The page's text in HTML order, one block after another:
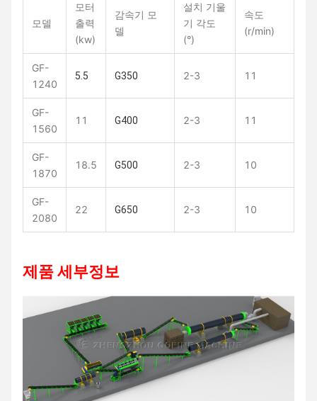
모델
모터
출력
(kw)
감속기 모
델
설치 기울
기 각도
(°)
속도
(r/min)
GF-
1240
5.5 G350 2-3 11
GF-
1560
11 G400 2-3 11
GF-
1870
18.5 G500 2-3 10
GF-
2080
22 G650 2-3 10
제품 세부정보